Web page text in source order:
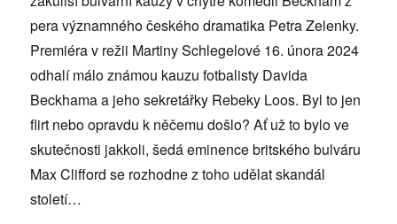
pera významného českého dramatika Petra Zelenky.
Premiéra v režii Martiny Schlegelové 16. února 2024
odhalí málo známou kauzu fotbalisty Davida
Beckhama a jeho sekretářky Rebeky Loos. Byl to jen
flirt nebo opravdu k něčemu došlo? Ať už to bylo ve
skutečnosti jakkoli, šedá eminence britského bulváru
Max Clifford se rozhodne z toho udělat skandál
století…